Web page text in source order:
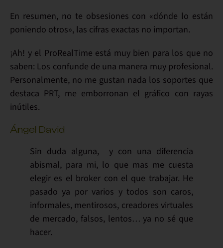
En resumen, no te obsesiones con «dónde lo están
poniendo otros», las cifras exactas no importan.
¡Ah! y el ProRealTime está muy bien para los que no
saben: Los confunde de una manera muy profesional.
Personalmente, no me gustan nada los soportes que
destaca PRT, me emborronan el gráfico con rayas
inútiles.
Ángel David
Sin duda alguna, y con una diferencia
abismal, para mi, lo que mas me cuesta
elegir es el broker con el que trabajar. He
pasado ya por varios y todos son caros,
informales, mentirosos, creadores virtuales
de mercado, falsos, lentos… ya no sé que
hacer.